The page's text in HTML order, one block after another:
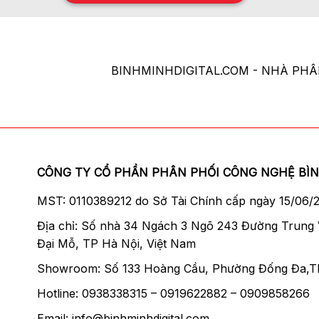
BINHMINHDIGITAL.COM - NHÀ
CÔNG TY CỔ PHẦN PHÂN PHỐI CÔNG NGHỆ
MST: 0110389212 do Sở Tài Chính cấp ngày 15/06/
Địa chỉ: Số nhà 34 Ngách 3 Ngõ 243 Đường Trung
Đại Mỗ, TP Hà Nội, Việt Nam
Showroom: Số 133 Hoàng Cầu, Phường Đống
Hotline: 0938338315 – 0919622882 – 0909858266